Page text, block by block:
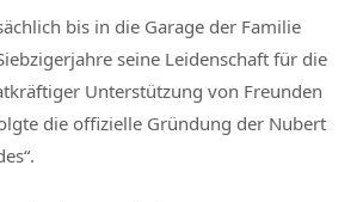
bis in die Garage der Familie
seine Leidenschaft für die
Unterstützung von Freunden
die offizielle Gründung der Nubert